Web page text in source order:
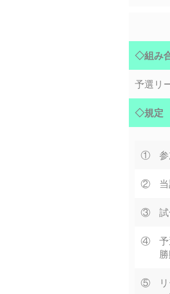
◇組み
予選リ
◇規定
①
②
③
④
⑤